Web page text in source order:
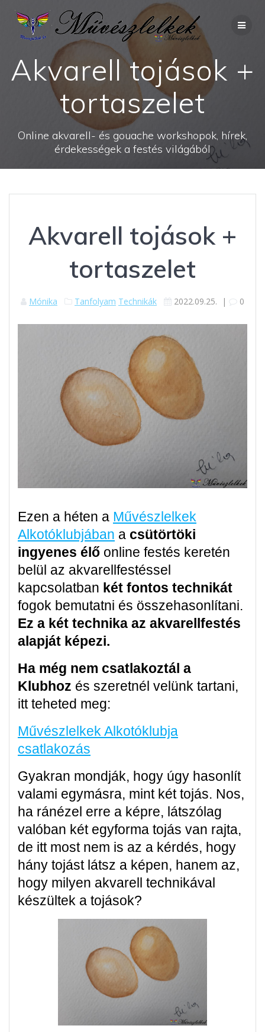
Skip
to
content
Akvarell tojások +
tortaszelet
Online akvarell- és gouache workshopok, hírek,
érdekességek a festés világából
Akvarell tojások +
tortaszelet
Mónika Tanfolyam Technikák 2022.09.25. | 0
Ezen a héten a Művészlelkek
Alkotóklubjában a csütörtöki
ingyenes élő online festés keretén
belül az akvarellfestéssel
kapcsolatban két fontos technikát
fogok bemutatni és összehasonlítani.
Ez a két technika az akvarellfestés
alapját képezi.
Ha még nem csatlakoztál a
Klubhoz és szeretnél velünk tartani,
itt teheted meg:
Művészlelkek Alkotóklubja
csatlakozás
Gyakran mondják, hogy úgy hasonlít
valami egymásra, mint két tojás. Nos,
ha ránézel erre a képre, látszólag
valóban két egyforma tojás van rajta,
de itt most nem is az a kérdés, hogy
hány tojást látsz a képen, hanem az,
hogy milyen akvarell technikával
készültek a tojások?